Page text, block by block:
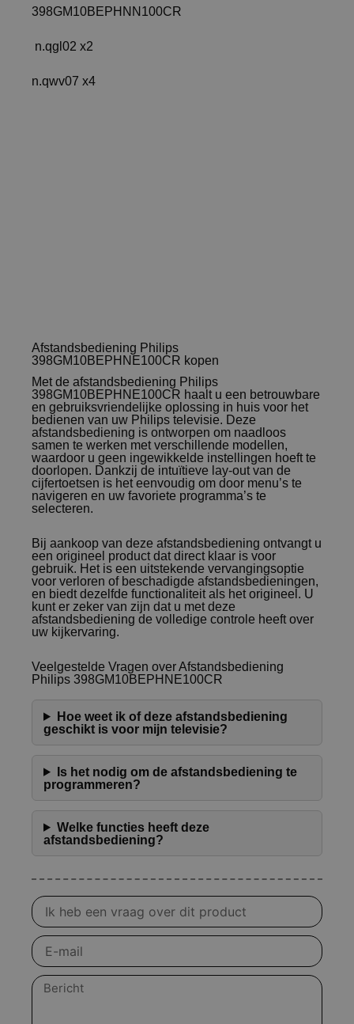
398GM10BEPHNN100CR
n.qgl02 x2
n.qwv07 x4
Afstandsbediening Philips
398GM10BEPHNE100CR kopen
Met de afstandsbediening Philips
398GM10BEPHNE100CR haalt u een betrouwbare
en gebruiksvriendelijke oplossing in huis voor het
bedienen van uw Philips televisie. Deze
afstandsbediening is ontworpen om naadloos
samen te werken met verschillende modellen,
waardoor u geen ingewikkelde instellingen hoeft te
doorlopen. Dankzij de intuïtieve lay-out van de
cijfertoetsen is het eenvoudig om door menu’s te
navigeren en uw favoriete programma’s te
selecteren.
Bij aankoop van deze afstandsbediening ontvangt u
een origineel product dat direct klaar is voor
gebruik. Het is een uitstekende vervangingsoptie
voor verloren of beschadigde afstandsbedieningen,
en biedt dezelfde functionaliteit als het origineel. U
kunt er zeker van zijn dat u met deze
afstandsbediening de volledige controle heeft over
uw kijkervaring.
Veelgestelde Vragen over Afstandsbediening
Philips 398GM10BEPHNE100CR
Hoe weet ik of deze afstandsbediening
geschikt is voor mijn televisie?
Is het nodig om de afstandsbediening te
programmeren?
Welke functies heeft deze
afstandsbediening?
Vraag
over
product
E-
mail
Bericht